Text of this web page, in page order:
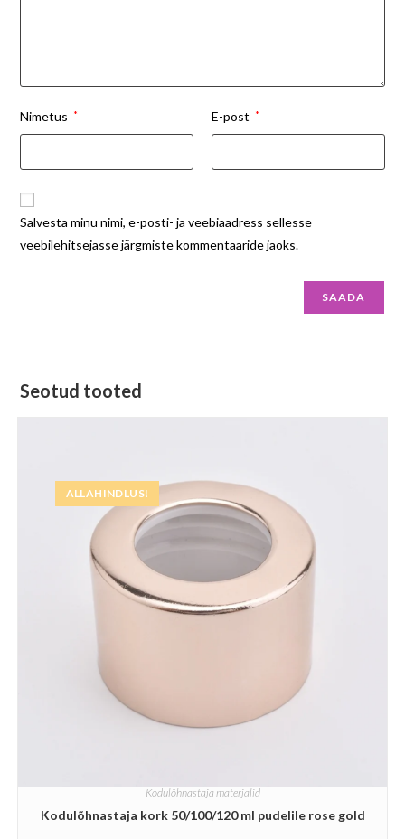
Nimetus * E-post *
Salvesta minu nimi, e-posti- ja veebiaadress sellesse
veebilehitsejasse järgmiste kommentaaride jaoks.
Seotud tooted
ALLAHINDLUS!
Kodulõhnastaja materjalid
Kodulõhnastaja kork 50/100/120 ml pudelile rose gold